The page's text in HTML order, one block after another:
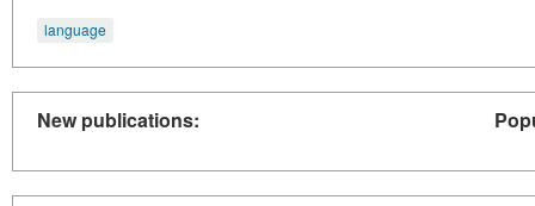
language
New publications: